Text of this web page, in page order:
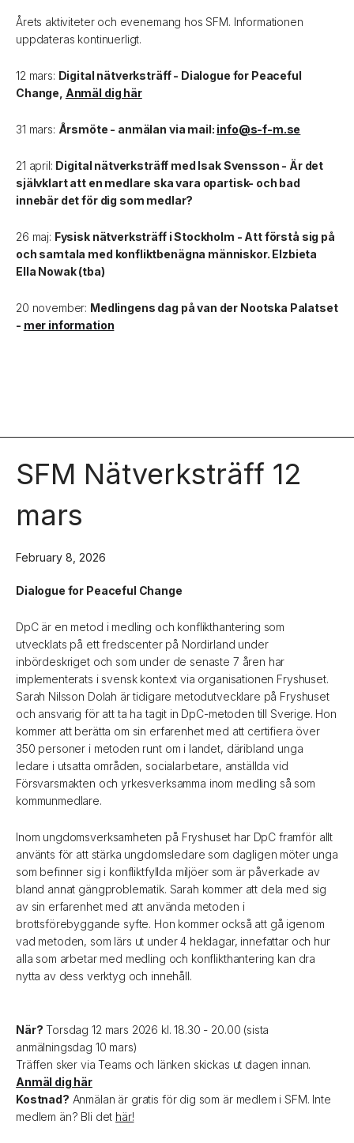
Årets aktiviteter och evenemang hos SFM. Informationen
uppdateras kontinuerligt.
12 mars: Digital nätverksträff - Dialogue for Peaceful
Change, Anmäl dig här
31 mars: Årsmöte - anmälan via mail: info@s-f-m.se
21 april: Digital nätverksträff med Isak Svensson - Är det
självklart att en medlare ska vara opartisk- och bad
innebär det för dig som medlar?
26 maj: Fysisk nätverksträff i Stockholm - Att förstå sig på
och samtala med konfliktbenägna människor. Elzbieta
Ella Nowak (tba)
20 november: Medlingens dag på van der Nootska Palatset
- mer information
SFM Nätverksträff 12
mars
February 8, 2026
Dialogue for Peaceful Change
DpC är en metod i medling och konflikthantering som
utvecklats på ett fredscenter på Nordirland under
inbördeskriget och som under de senaste 7 åren har
implementerats i svensk kontext via organisationen Fryshuset.
Sarah Nilsson Dolah är tidigare metodutvecklare på Fryshuset
och ansvarig för att ta ha tagit in DpC-metoden till Sverige. Hon
kommer att berätta om sin erfarenhet med att certifiera över
350 personer i metoden runt om i landet, däribland unga
ledare i utsatta områden, socialarbetare, anställda vid
Försvarsmakten och yrkesverksamma inom medling så som
kommunmedlare.
Inom ungdomsverksamheten på Fryshuset har DpC framför allt
använts för att stärka ungdomsledare som dagligen möter unga
som befinner sig i konfliktfyllda miljöer som är påverkade av
bland annat gängproblematik. Sarah kommer att dela med sig
av sin erfarenhet med att använda metoden i
brottsförebyggande syfte. Hon kommer också att gå igenom
vad metoden, som lärs ut under 4 heldagar, innefattar och hur
alla som arbetar med medling och konflikthantering kan dra
nytta av dess verktyg och innehåll.
När? Torsdag 12 mars 2026 kl. 18.30 - 20.00 (sista
anmälningsdag 10 mars)
Träffen sker via Teams och länken skickas ut dagen innan.
Anmäl dig här
Kostnad? Anmälan är gratis för dig som är medlem i SFM. Inte
medlem än? Bli det här!